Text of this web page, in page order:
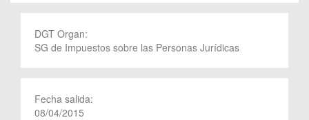
DGT Organ:
SG de Impuestos sobre las Personas Jurídicas
Fecha salida:
08/04/2015